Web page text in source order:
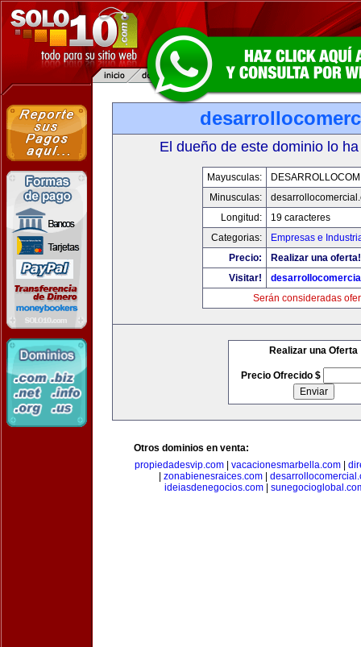
El dueño de este dominio lo
Mayusculas:
Minusculas:
Longitud:
19 caracteres
Categorias:
Empresas e
Precio:
Realizar una oferta!
Visitar!
Serán consideradas
Realizar una Oferta
Precio Ofrecido $
Otros dominios en venta:
propiedadesvip.com
vacacionesmarbella.com
zonabienesraices.com
ideiasdenegocios.com|